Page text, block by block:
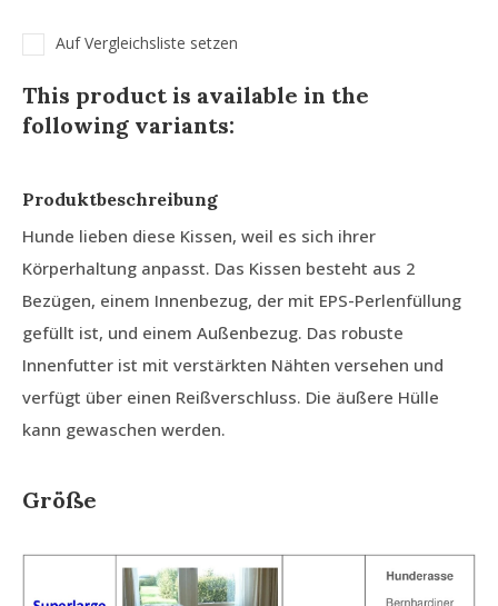
Auf Vergleichsliste setzen
This product is available in the
following variants:
Produktbeschreibung
Hunde lieben diese Kissen, weil es sich ihrer
Körperhaltung anpasst. Das Kissen besteht aus 2
Bezügen, einem Innenbezug, der mit EPS-Perlenfüllung
gefüllt ist, und einem Außenbezug. Das robuste
Innenfutter ist mit verstärkten Nähten versehen und
verfügt über einen Reißverschluss. Die äußere Hülle
kann gewaschen werden.
Größe